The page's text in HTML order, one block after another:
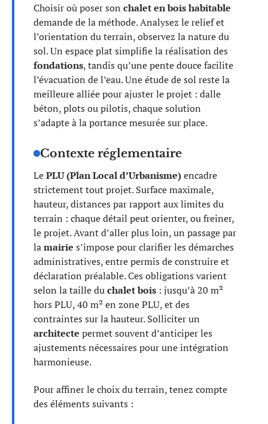
Choisir où poser son chalet en bois habitable
demande de la méthode. Analysez le relief et
l’orientation du terrain, observez la nature du
sol. Un espace plat simplifie la réalisation des
fondations, tandis qu’une pente douce facilite
l’évacuation de l’eau. Une étude de sol reste la
meilleure alliée pour ajuster le projet : dalle
béton, plots ou pilotis, chaque solution
s’adapte à la portance mesurée sur place.
Contexte réglementaire
LePLU (Plan Local d’Urbanisme)encadre
strictement tout projet. Surface maximale,
hauteur, distances par rapport aux limites du
terrain : chaque détail peut orienter, ou freiner,
le projet. Avant d’aller plus loin, un passage par
lamairie s’impose pour clarifier les démarches
administratives, entre permis de construire et
déclaration préalable. Ces obligations varient
selon la taille duchalet bois : jusqu’à 20 m²
hors PLU, 40 m² en zone PLU, et des
contraintes sur la hauteur. Solliciter un
architecte permet souvent d’anticiper les
ajustements nécessaires pour une intégration
harmonieuse.
Pour affiner le choix du terrain, tenez compte
des éléments suivants :